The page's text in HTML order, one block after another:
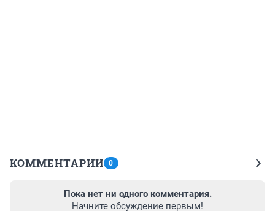
КОММЕНТАРИИ 0
Пока нет ни одного комментария.
Начните обсуждение первым!